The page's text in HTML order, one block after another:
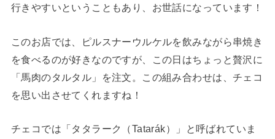
行きやすいということもあり、お世話になっています！
このお店では、ピルスナーウルケルを飲みながら串焼き
を食べるのが好きなのですが、この日はちょっと贅沢に
「馬肉のタルタル」を注文。この組み合わせは、チェコ
を思い出させてくれますね！
チェコでは「タタラーク（Tatarák）」と呼ばれていま